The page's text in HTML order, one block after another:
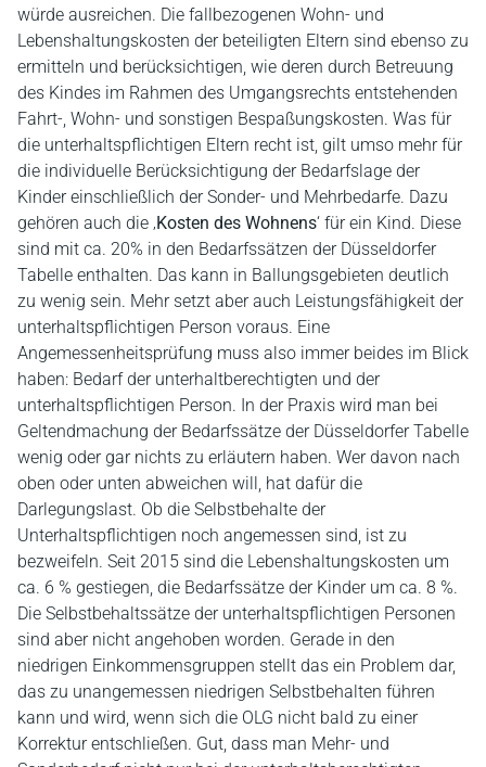
würde ausreichen. Die fallbezogenen Wohn- und
Lebenshaltungskosten der beteiligten Eltern sind ebenso zu
ermitteln und berücksichtigen, wie deren durch Betreuung
des Kindes im Rahmen des Umgangsrechts entstehenden
Fahrt-, Wohn- und sonstigen Bespaßungskosten. Was für
die unterhaltspflichtigen Eltern recht ist, gilt umso mehr für
die individuelle Berücksichtigung der Bedarfslage der
Kinder einschließlich der Sonder- und Mehrbedarfe. Dazu
gehören auch die ‚Kosten des Wohnens‘ für ein Kind. Diese
sind mit ca. 20% in den Bedarfssätzen der Düsseldorfer
Tabelle enthalten. Das kann in Ballungsgebieten deutlich
zu wenig sein. Mehr setzt aber auch Leistungsfähigkeit der
unterhaltspflichtigen Person voraus. Eine
Angemessenheitsprüfung muss also immer beides im Blick
haben: Bedarf der unterhaltberechtigten und der
unterhaltspflichtigen Person. In der Praxis wird man bei
Geltendmachung der Bedarfssätze der Düsseldorfer Tabelle
wenig oder gar nichts zu erläutern haben. Wer davon nach
oben oder unten abweichen will, hat dafür die
Darlegungslast. Ob die Selbstbehalte der
Unterhaltspflichtigen noch angemessen sind, ist zu
bezweifeln. Seit 2015 sind die Lebenshaltungskosten um
ca. 6 % gestiegen, die Bedarfssätze der Kinder um ca. 8 %.
Die Selbstbehaltssätze der unterhaltspflichtigen Personen
sind aber nicht angehoben worden. Gerade in den
niedrigen Einkommensgruppen stellt das ein Problem dar,
das zu unangemessen niedrigen Selbstbehalten führen
kann und wird, wenn sich die OLG nicht bald zu einer
Korrektur entschließen. Gut, dass man Mehr- und